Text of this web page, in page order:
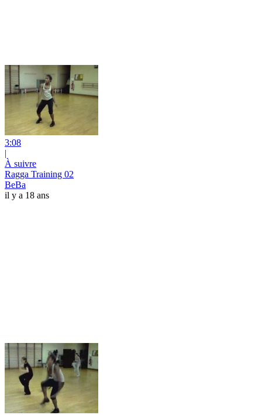
3:08
|
À suivre
Ragga Training 02
BeBa
il y a 18 ans